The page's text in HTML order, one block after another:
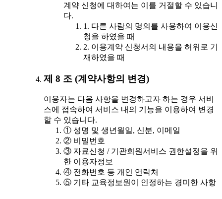
계약 신청에 대하여는 이를 거절할 수 있습니
다.
1. 다른 사람의 명의를 사용하여 이용신
청을 하였을 때
2. 이용계약 신청서의 내용을 허위로 기
재하였을 때
제 8 조 (계약사항의 변경)
이용자는 다음 사항을 변경하고자 하는 경우 서비
스에 접속하여 서비스 내의 기능을 이용하여 변경
할 수 있습니다.
① 성명 및 생년월일, 신분, 이메일
② 비밀번호
③ 자료신청 / 기관회원서비스 권한설정을 위
한 이용자정보
④ 전화번호 등 개인 연락처
⑤ 기타 교육정보원이 인정하는 경미한 사항